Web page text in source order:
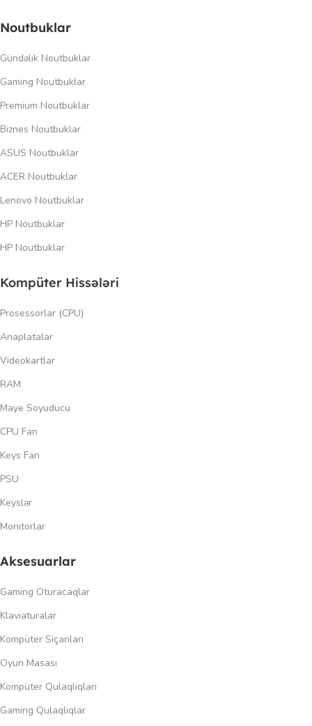
Noutbuklar
Gündəlik Noutbuklar
Gaming Noutbuklar
Premium Noutbuklar
Biznes Noutbuklar
ASUS Noutbuklar
ACER Noutbuklar
Lenovo Noutbuklar
HP Noutbuklar
HP Noutbuklar
Kompüter Hissələri
Prosessorlar (CPU)
Anaplatalar
Videokartlar
RAM
Maye Soyuducu
CPU Fan
Keys Fan
PSU
Keyslər
Monitorlar
Aksesuarlar
Gaming Oturacaqlar
Klaviaturalar
Kompüter Siçanları
Oyun Masası
Kompüter Qulaqlıqları
Gaming Qulaqlıqlar